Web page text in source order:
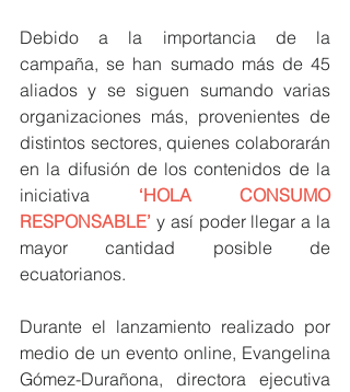
Debido a la importancia de la
campaña, se han sumado más de 45
aliados y se siguen sumando varias
organizaciones más, provenientes de
distintos sectores, quienes colaborarán
en la difusión de los contenidos de la
iniciativa ‘HOLA CONSUMO
RESPONSABLE’ y así poder llegar a la
mayor cantidad posible de
ecuatorianos.
Durante el lanzamiento realizado por
medio de un evento online, Evangelina
Gómez-Durañona, directora ejecutiva